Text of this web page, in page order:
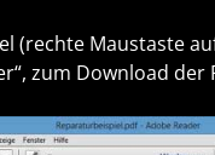
(rechte Maustaste
zum Download der